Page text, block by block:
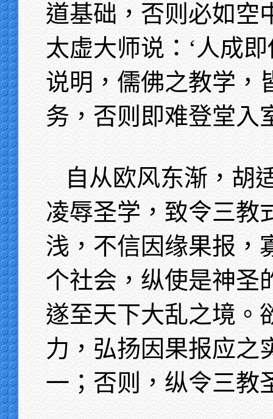
道基础，否则必如空
太虚大师说：‘人成
说明，儒佛之教学，
务，否则即难登堂入
自从欧风东渐，胡
凌辱圣学，致令三教
浅，不信因缘果报，
个社会，纵使是神圣
遂至天下大乱之境。
力，弘扬因果报应之
一；否则，纵令三教